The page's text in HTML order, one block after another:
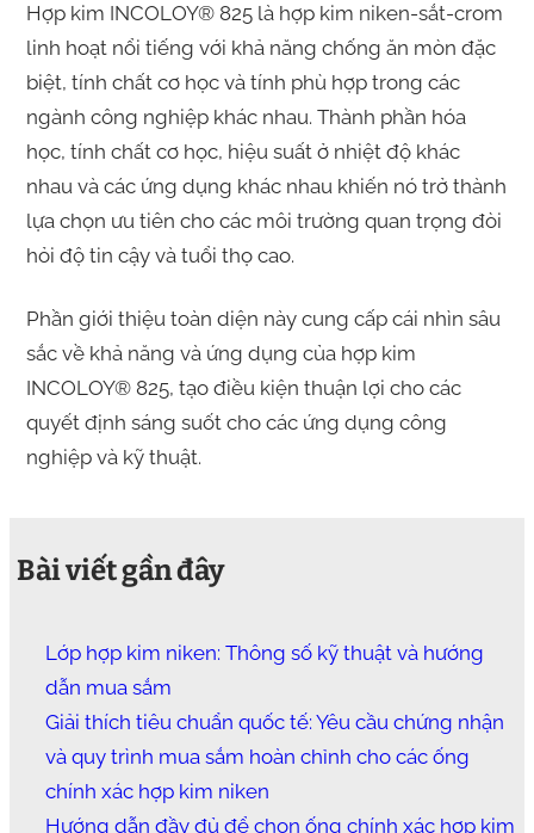
Hợp kim INCOLOY® 825 là hợp kim niken-sắt-crom
linh hoạt nổi tiếng với khả năng chống ăn mòn đặc
biệt, tính chất cơ học và tính phù hợp trong các
ngành công nghiệp khác nhau. Thành phần hóa
học, tính chất cơ học, hiệu suất ở nhiệt độ khác
nhau và các ứng dụng khác nhau khiến nó trở thành
lựa chọn ưu tiên cho các môi trường quan trọng đòi
hỏi độ tin cậy và tuổi thọ cao.
Phần giới thiệu toàn diện này cung cấp cái nhìn sâu
sắc về khả năng và ứng dụng của hợp kim
INCOLOY® 825, tạo điều kiện thuận lợi cho các
quyết định sáng suốt cho các ứng dụng công
nghiệp và kỹ thuật.
Bài viết gần đây
Lớp hợp kim niken: Thông số kỹ thuật và hướng
dẫn mua sắm
Giải thích tiêu chuẩn quốc tế: Yêu cầu chứng nhận
và quy trình mua sắm hoàn chỉnh cho các ống
chính xác hợp kim niken
Hướng dẫn đầy đủ để chọn ống chính xác hợp kim